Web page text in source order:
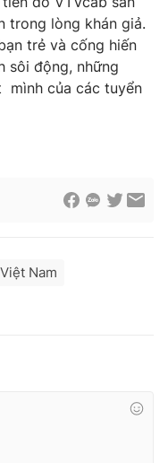
không có sự chấp
trong lòng khán giả.
trẻ và cống hiến
sôi động, những
của các tuyển
Nam